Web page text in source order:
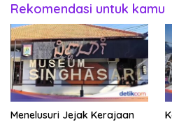
Rekomendasi untuk kamu
Menelusuri Jejak Kerajaan